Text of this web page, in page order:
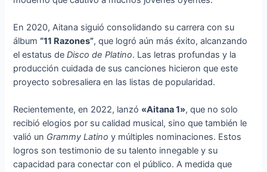
En 2020, Aitana siguió consolidando su carrera con su
álbum“11 Razones”, que logró aún más éxito, alcanzando
el estatus deDisco de Platino. Las letras profundas y la
producción cuidada de sus canciones hicieron que este
proyecto sobresaliera en las listas de popularidad.
Recientemente, en 2022, lanzó «Aitana 1», que no solo
recibió elogios por su calidad musical, sino que también le
valió un Grammy Latino y múltiples nominaciones. Estos
logros son testimonio de su talento innegable y su
capacidad para conectar con el público. A medida que